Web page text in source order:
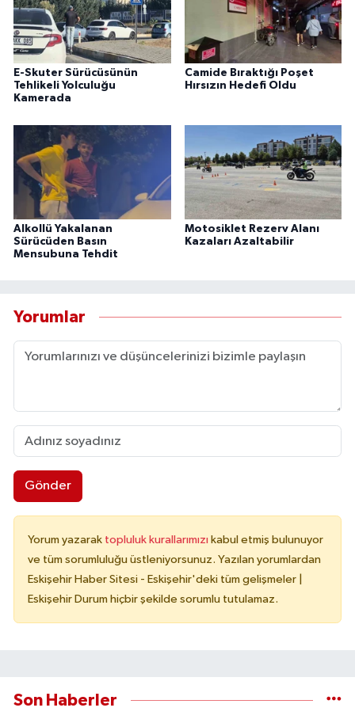
E-Skuter Sürücüsünün
Tehlikeli Yolculuğu
Kamerada
Camide Bıraktığı Poşet
Hırsızın Hedefi Oldu
Alkollü Yakalanan
Sürücüden Basın
Mensubuna Tehdit
Motosiklet Rezerv Alanı
Kazaları Azaltabilir
Yorumlar
Gönder
Yorum yazarak topluluk kurallarımızı kabul etmiş bulunuyor
ve tüm sorumluluğu üstleniyorsunuz. Yazılan yorumlardan
Eskişehir Haber Sitesi - Eskişehir'deki tüm gelişmeler |
Eskişehir Durum hiçbir şekilde sorumlu tutulamaz.
Son Haberler